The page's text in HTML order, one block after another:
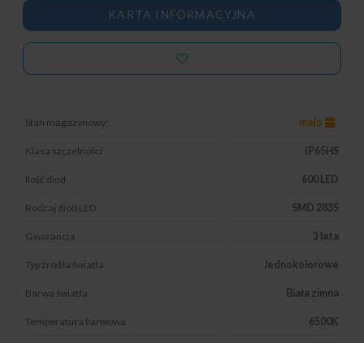
Stan magazynowy: mało
Klasa szczelności IP65HS
Ilość diod 600 LED
Rodzaj diod LED SMD 2835
Gwarancja 3 lata
Typ źródła światła Jednokolorowe
Barwa światła Biała zimna
Temperatura barwowa 6500K
KARTA INFORMACYJNA